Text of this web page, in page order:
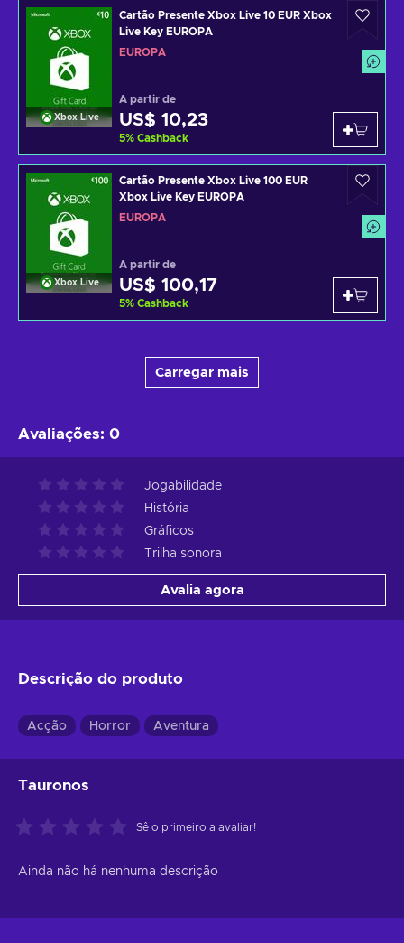
Xbox Live
Cartão Presente Xbox Live 10 EUR Xbox
Live Key EUROPA
EUROPA
A partir de
US$ 10,23
5% Cashback
Xbox Live
Cartão Presente Xbox Live 100 EUR
Xbox Live Key EUROPA
EUROPA
A partir de
US$ 100,17
5% Cashback
Carregar mais
Avaliações: 0
Jogabilidade
História
Gráficos
Trilha sonora
Avalia agora
Descrição do produto
Acção Horror Aventura
Tauronos
Sê o primeiro a avaliar!
Ainda não há nenhuma descrição